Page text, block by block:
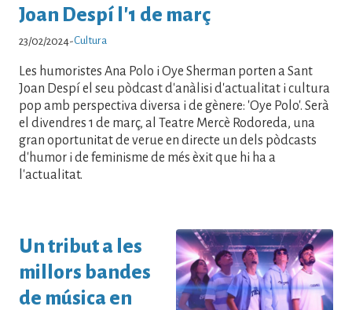
Joan Despí l'1 de març
23/02/2024-Cultura
Les humoristes Ana Polo i Oye Sherman porten a Sant
Joan Despí el seu pòdcast d'anàlisi d'actualitat i cultura
pop amb perspectiva diversa i de gènere: 'Oye Polo'. Serà
el divendres 1 de març, al Teatre Mercè Rodoreda, una
gran oportunitat de verue en directe un dels pòdcasts
d'humor i de feminisme de més èxit que hi ha a
l'actualitat.
Un tribut a les
millors bandes
de música en